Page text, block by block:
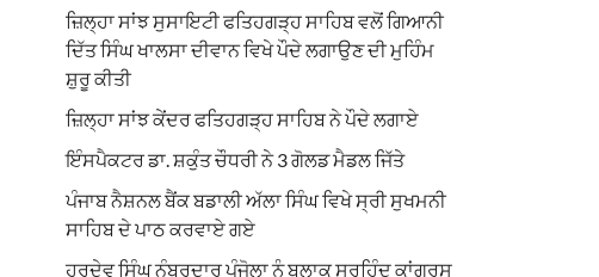
ਜ਼ਿਲ੍ਹਾ ਸਾਂਝ ਸੁਸਾਇਟੀ ਫਤਿਹਗੜ੍ਹ ਸਾਹਿਬ ਵਲੋਂ ਗਿਆਨੀ
ਦਿੱਤ ਸਿੰਘ ਖਾਲਸਾ ਦੀਵਾਨ ਵਿਖੇ ਪੌਦੇ ਲਗਾਉਣ ਦੀ ਮੁਹਿੰਮ
ਸ਼ੁਰੂ ਕੀਤੀ
ਜ਼ਿਲ੍ਹਾ ਸਾਂਝ ਕੇਂਦਰ ਫਤਿਹਗੜ੍ਹ ਸਾਹਿਬ ਨੇ ਪੌਦੇ ਲਗਾਏ
ਇੰਸਪੈਕਟਰ ਡਾ. ਸ਼ਕੁੰਤ ਚੌਧਰੀ ਨੇ 3 ਗੋਲਡ ਮੈਡਲ ਜਿੱਤੇ
ਪੰਜਾਬ ਨੈਸ਼ਨਲ ਬੈਂਕ ਬਡਾਲੀ ਅੱਲਾ ਸਿੰਘ ਵਿਖੇ ਸ੍ਰੀ ਸੁਖਮਨੀ
ਸਾਹਿਬ ਦੇ ਪਾਠ ਕਰਵਾਏ ਗਏ
ਹਰਦੇਵ ਸਿੰਘ ਨੰਬਰਦਾਰ ਪੰਜੋਲਾ ਨੂੰ ਬਲਾਕ ਸਰਹਿੰਦ ਕਾਂਗਰਸ